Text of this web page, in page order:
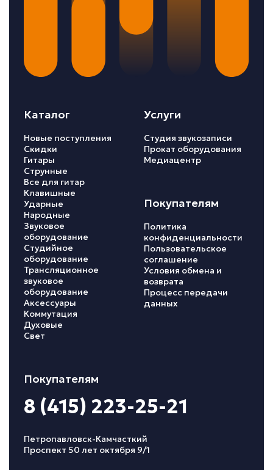
Каталог
Новые поступления
Скидки
Гитары
Струнные
Все для гитар
Клавишные
Ударные
Народные
Звуковое
оборудование
Студийное
оборудование
Трансляционное
звуковое
оборудование
Аксессуары
Коммутация
Духовые
Свет
Услуги
Студия звукозаписи
Прокат оборудования
Медиацентр
Покупателям
Политика
конфиденциальности
Пользовательское
соглашение
Условия обмена и
возврата
Процесс передачи
данных
Покупателям
8 (415) 223-25-21
Петропавловск-Камчасткий
Проспект 50 лет октября 9/1